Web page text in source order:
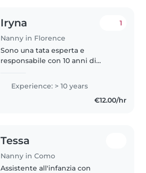
Iryna
Nanny in Florence
1
Sono una tata esperta e
responsabile con 10 anni di
bambini piccoli e neonati. Parlo
fluentemente italiano, russo e
ucraino, il che mi permette di
Experience: > 10 years
€12.00/hr
Tessa
Nanny in Como
Assistente all'infanzia con